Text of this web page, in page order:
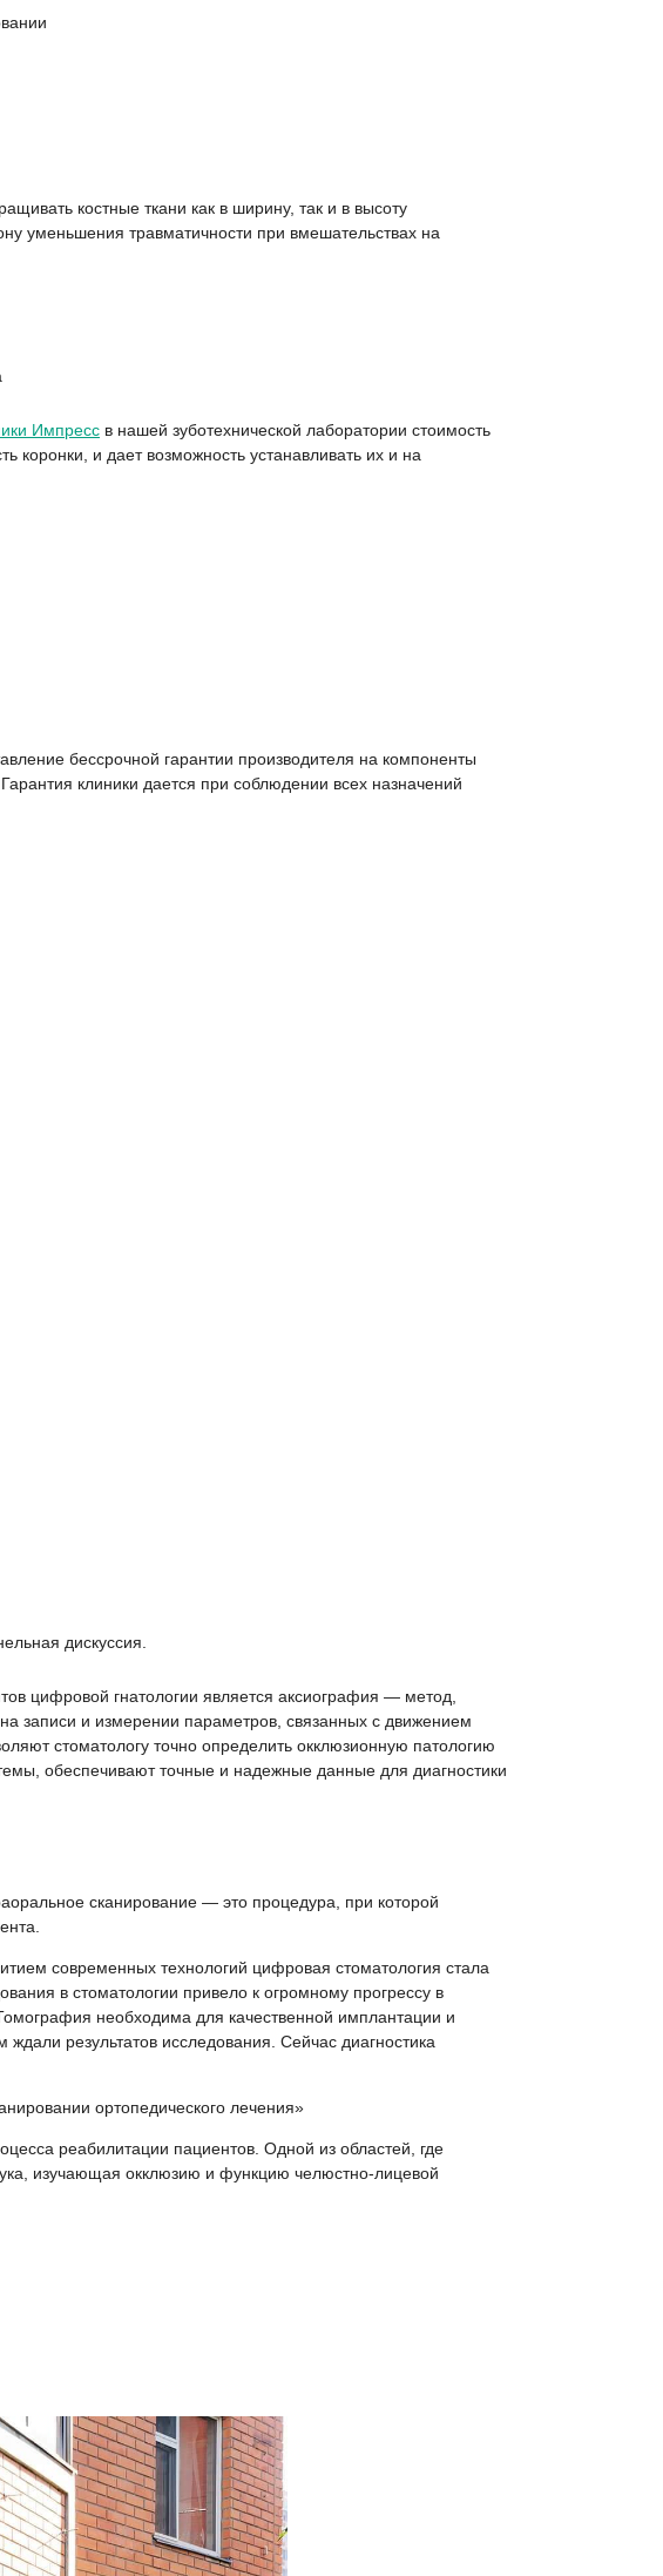
костные ткани как в ширину, так и в высоту
уменьшения травматичности при вмешательствах на
Импресс в нашей зуботехнической лаборатории стоимость
коронки, и дает возможность устанавливать их и на
бессрочной гарантии производителя на компоненты
клиники дается при соблюдении всех назначений
дискуссия.
цифровой гнатологии является аксиография — метод,
записи и измерении параметров, связанных с движением
стоматологу точно определить окклюзионную патологию
обеспечивают точные и надежные данные для диагностики
сканирование — это процедура, при которой
современных технологий цифровая стоматология стала
в стоматологии привело к огромному прогрессу в
необходима для качественной имплантации и
результатов исследования. Сейчас диагностика
ортопедического лечения»
реабилитации пациентов. Одной из областей, где
изучающая окклюзию и функцию челюстно-лицевой